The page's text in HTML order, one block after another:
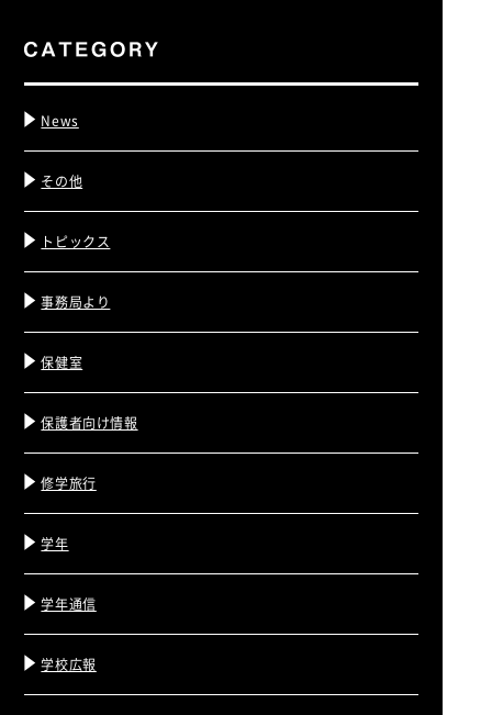
News
その他
トピックス
事務局より
保健室
保護者向け情報
修学旅行
学年
学年通信
学校広報